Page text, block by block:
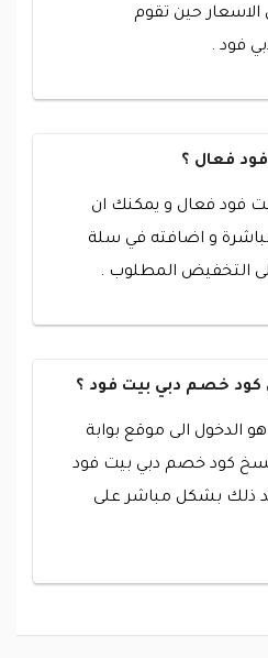
حين تقوم
فود .
فعال ؟
فود فعال و يمكنك ان
و اضافته في سلة
التخفيض المطلوب .
خصم دبي بيت فود ؟
الدخول الى موقع بوابة
بنسخ كود خصم دبي بيت فود
ذلك بشكل مباشر على